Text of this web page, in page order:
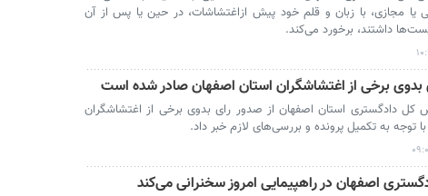
یا مجازی، با زبان و قلم خود پیش ازاغتشاشات، در حین یا پس از آن
داشتند، برخورد می‌کند.
برخی از اغتشاشگران استان اصفهان صادر شده است
کل دادگستری استان اصفهان از صدور رای بدوی برخی از اغتشاشگران
توجه به تکمیل پرونده و بررسی‌های لازم خبر داد.
اصفهان در راهپیمایی امروز سخنرانی می‌کند